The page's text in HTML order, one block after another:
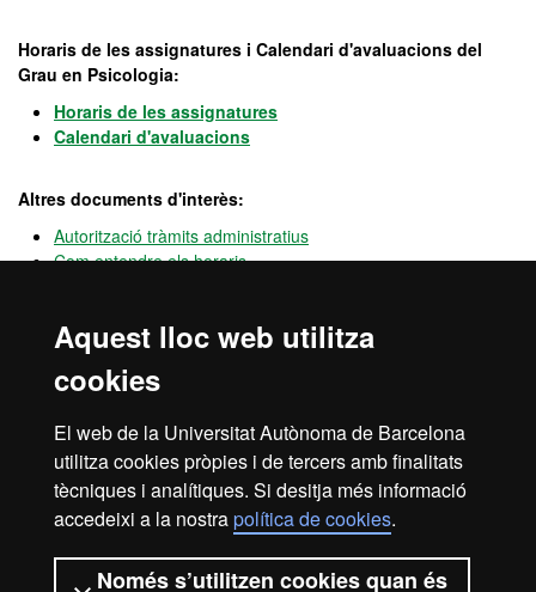
Aquest lloc web utilitza
cookies
El web de la Universitat Autònoma de Barcelona
utilitza cookies pròpies i de tercers amb finalitats
tècniques i analítiques. Si desitja més informació
accedeixi a la nostrapolítica de cookies.
Només s’utilitzen cookies quan és
Horaris de les assignatures i Calendari d'avaluacions del
Grau en Psicologia:
Horaris de les assignatures
Calendari d'avaluacions
Altres documents d'interès:
Autorització tràmits administratius
Com entendre els horaris
Inici de les classes
7 de setembre de 2026
Avís legal Protecció de dades Sobre el web